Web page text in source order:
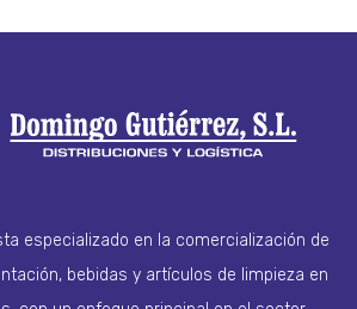
especializado en la comercialización de
bebidas y artículos de limpieza en